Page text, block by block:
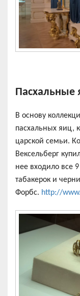
Пасхальные
В основу
пасхальных яиц,
царской семьи.
Вексельберг
нее входило все
табакерок и
Форбс. http://